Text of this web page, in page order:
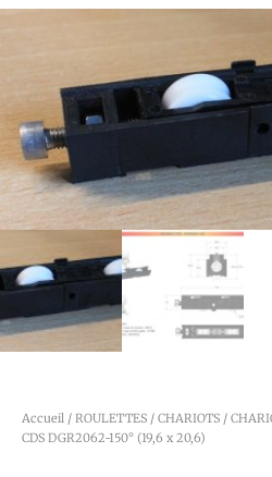
Accueil / ROULETTES / CHARIOTS /
CDS DGR2062-150° (19,6 x 20,6)